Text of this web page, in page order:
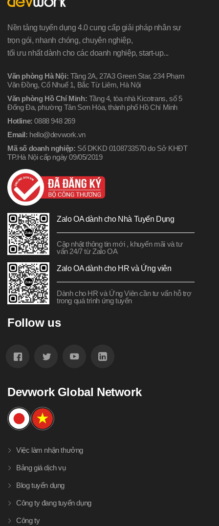
Nền tảng tuyển dụng 4.0 cung cấp giải pháp nhân sự
trọn gói, nhanh chóng, chuyên nghiệp,
tối ưu nhất dành cho các doanh nghiệp, start-up...
Văn phòng Hà Nội: Tầng 2A, 27A3 Green Star, 234 Phạm
Văn Đồng, Cổ Nhuế 1, Bắc Từ Liêm, Hà Nội
Văn phòng Hồ Chí Minh: Tầng 4, tòa nhà Kicotrans, số 5
Đống Đa, phường Tân Sơn Hòa, thành phố Hồ Chí Minh
Hotline: 0888 948 269
Email: hello@devwork.vn
Mã số doanh nghiệp: Số DKKD 0108733570 do Sở KHĐT
TP.Hà Nội cấp ngày 09/05/2019
Zalo OA dành cho Nhà Tuyển Dụng
Cập nhật thông tin mới , khuyến mãi và tư
vấn 24/7 từ Zalo OA
Zalo OA dành cho HR và Ứng viên
Dành cho HR và Ứng Viên cần tư vấn hỗ trợ
trong quá trình ứng tuyển
Follow us
Devwork Global Network
Việc làm nhận thưởng
Bảng giá dịch vụ
Blog tuyển dụng
Công ty đang tuyển dụng
Công ty